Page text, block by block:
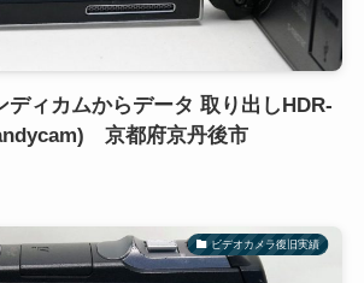
ディカムからデータ 取り出しHDR-
京都府京丹後市
ビデオカメラ復旧実績